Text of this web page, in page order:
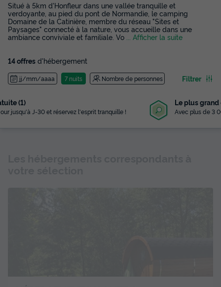
Situé à 5km d'Honfleur dans une vallée tranquille et
verdoyante, au pied du pont de Normandie, le camping
Domaine de la Catinière, membre du réseau "Sites et
Paysages" connecté à la nature, vous accueille dans une
ambiance conviviale et familiale. Vo
... Afficher la suite
14 offres d'hébergement
jj/mm/aaaa 7 nuits Nombre de personnes Filtrer
Avec plus de 3 000 campings référencés